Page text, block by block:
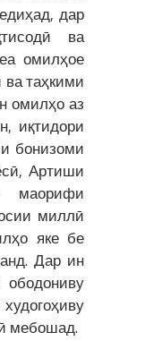
дар
ва
омилҳое
таҳкими
омилҳо аз
иқтидори
бонизоми
Артиши
маорифи
миллӣ
яке бе
Дар ин
мебошад.